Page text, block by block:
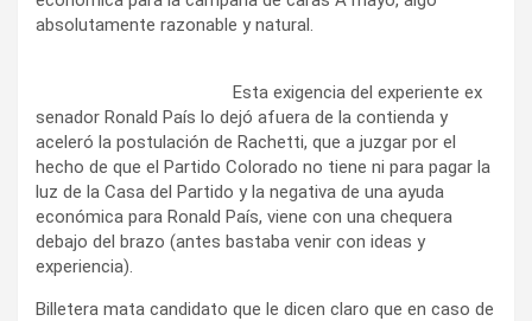
absolutamente razonable y natural.
Esta exigencia del experiente ex
senador Ronald País lo dejó afuera de la contienda y
aceleró la postulación de Rachetti, que a juzgar por el
hecho de que el Partido Colorado no tiene ni para pagar la
luz de la Casa del Partido y la negativa de una ayuda
económica para Ronald País, viene con una chequera
debajo del brazo (antes bastaba venir con ideas y
experiencia).
Billetera mata candidato que le dicen claro que en caso de